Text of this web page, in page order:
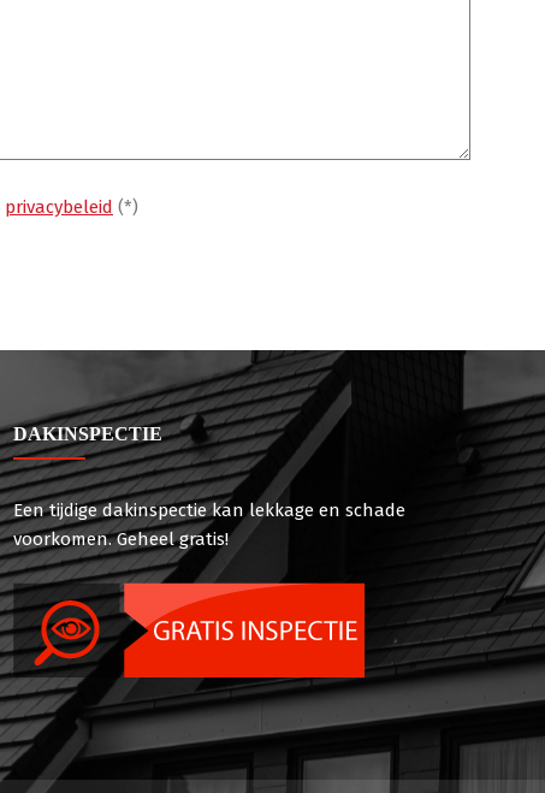
privacybeleid (*)
DAKINSPECTIE
Een tijdige dakinspectie kan lekkage en schade
voorkomen. Geheel gratis!